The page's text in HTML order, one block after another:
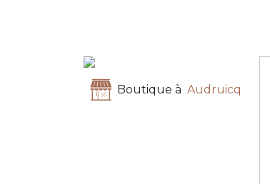
Boutique à Audruicq